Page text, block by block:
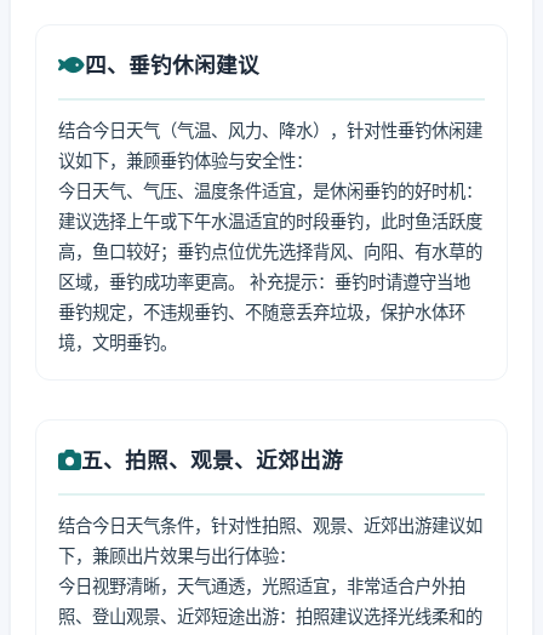
四、垂钓休闲建议
结合今日天气（气温、风力、降水），针对性垂钓休闲建
议如下，兼顾垂钓体验与安全性：
今日天气、气压、温度条件适宜，是休闲垂钓的好时机：
建议选择上午或下午水温适宜的时段垂钓，此时鱼活跃度
高，鱼口较好；垂钓点位优先选择背风、向阳、有水草的
区域，垂钓成功率更高。 补充提示：垂钓时请遵守当地
垂钓规定，不违规垂钓、不随意丢弃垃圾，保护水体环
境，文明垂钓。
五、拍照、观景、近郊出游
结合今日天气条件，针对性拍照、观景、近郊出游建议如
下，兼顾出片效果与出行体验：
今日视野清晰，天气通透，光照适宜，非常适合户外拍
照、登山观景、近郊短途出游：拍照建议选择光线柔和的